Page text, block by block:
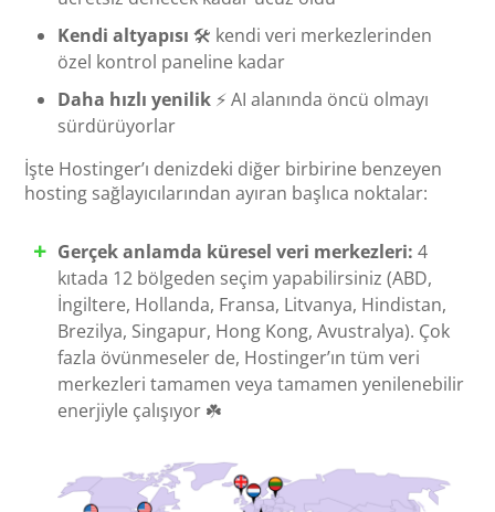
Kendi altyapısı 🛠️ kendi veri merkezlerinden
özel kontrol paneline kadar
Daha hızlı yenilik ⚡ AI alanında öncü olmayı
sürdürüyorlar
İşte Hostinger’ı denizdeki diğer birbirine benzeyen
hosting sağlayıcılarından ayıran başlıca noktalar:
Gerçek anlamda küresel veri merkezleri: 4
kıtada 12 bölgeden seçim yapabilirsiniz (ABD,
İngiltere, Hollanda, Fransa, Litvanya, Hindistan,
Brezilya, Singapur, Hong Kong, Avustralya). Çok
fazla övünmeseler de, Hostinger’ın tüm veri
merkezleri tamamen veya tamamen yenilenebilir
enerjiyle çalışıyor ☘️